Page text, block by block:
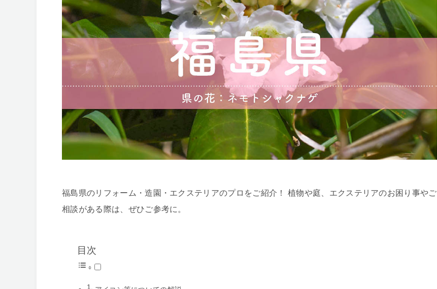
福島県のリフォーム・造園・エクステリアのプロをご紹介！ 植物や庭、エクステリアのお困り事やご
相談がある際は、ぜひご参考に。
目次